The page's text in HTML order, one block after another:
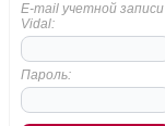
E-mail учетной записи
Vidal:
Пароль: